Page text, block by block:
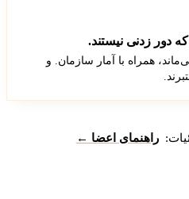
دور زدنی نیستند.
همراه با آمار سازمان. و
راهنمای اعضا ←